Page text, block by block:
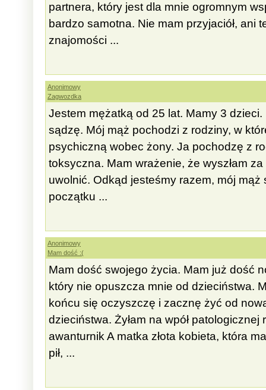
partnera, który jest dla mnie ogromnym
bardzo samotna. Nie mam przyjaciół, ani
znajomości ...
Anonimowy
Zagwozdka
Jestem mężatką od 25 lat. Mamy 3
sądzę. Mój mąż pochodzi z rodziny, w
psychiczną wobec żony. Ja pochodzę z
toksyczna. Mam wrażenie, że wyszłam
uwolnić. Odkąd jesteśmy razem, mój mąż
początku ...
Anonimowy
Mam dość :(
Mam dość swojego życia. Mam już dość
który nie opuszcza mnie od dzieciństwa.
końcu się oczyszczę i zacznę żyć od
dzieciństwa. Żyłam na wpół
awanturnik A matka złota kobieta, która
pił, ...